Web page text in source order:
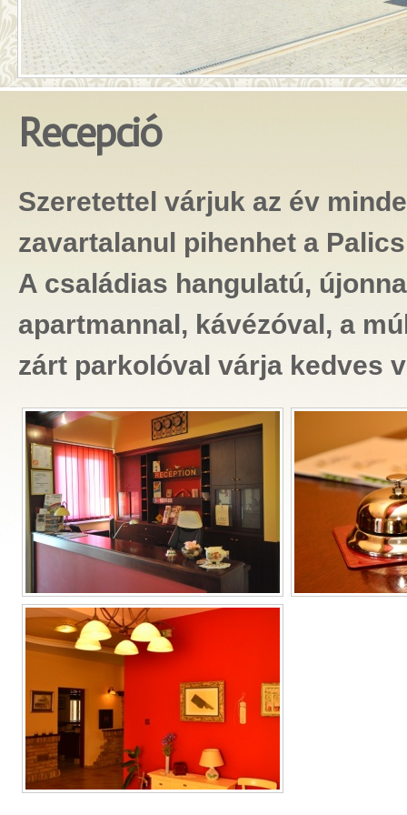
Recepció
Szeretettel várjuk az év
zavartalanul pihenhet a
A családias hangulatú,
apartmannal, kávézóval, a
zárt parkolóval várja kedves